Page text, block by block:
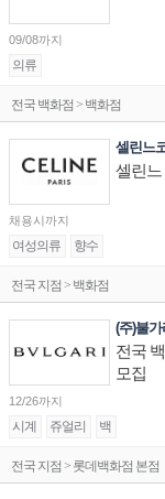
09/08까지
의류
전국 백화점 > 백화점
셀린느
셀린느
채용시까지
여성의류 향수
전국 지점 > 백화점
(주)불
전국
모집
12/26까지
시계 쥬얼리 백
전국 지점 > 롯데백화점 본점